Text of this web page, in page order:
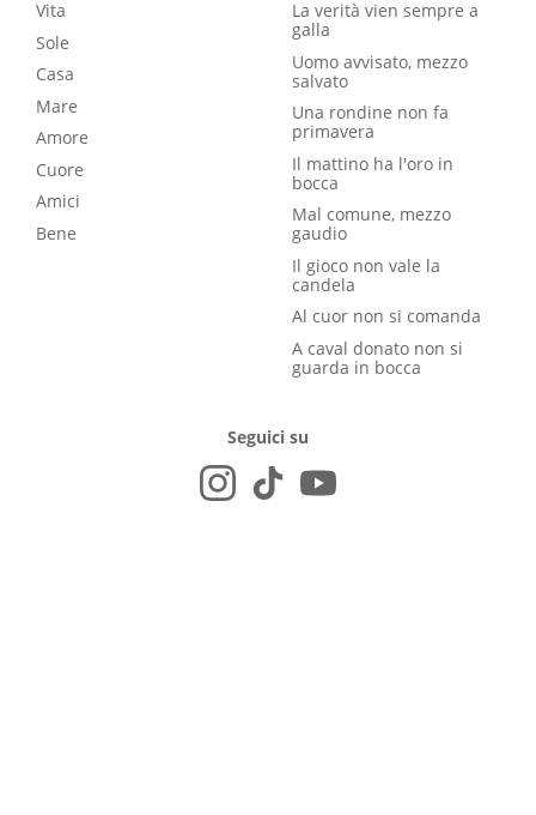
Vita
Sole
Casa
Mare
Amore
Cuore
Amici
Bene
La verità vien sempre a
galla
Uomo avvisato, mezzo
salvato
Una rondine non fa
primavera
Il mattino ha l'oro in
bocca
Mal comune, mezzo
gaudio
Il gioco non vale la
candela
Al cuor non si comanda
A caval donato non si
guarda in bocca
Seguici su